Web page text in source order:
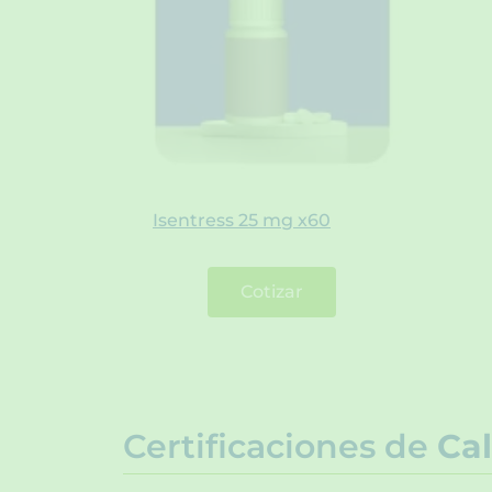
Isentress 25 mg x60
Cotizar
Certificaciones de